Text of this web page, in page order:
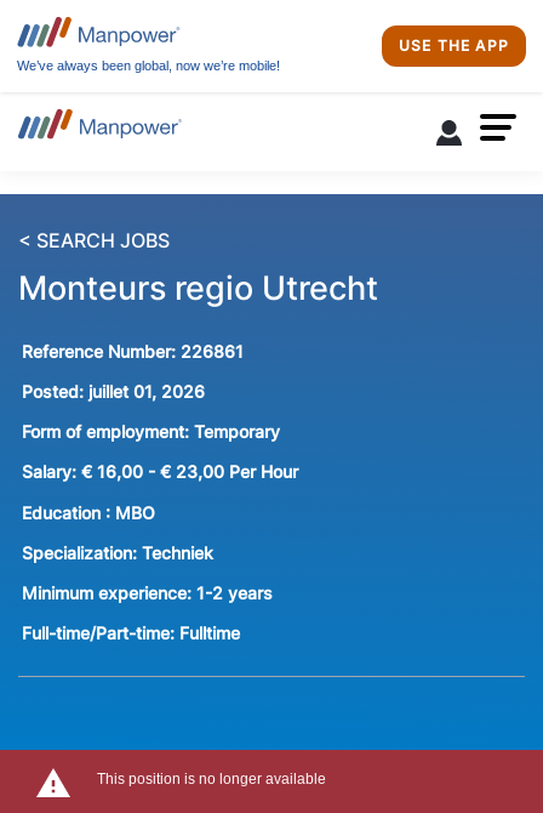
We’ve always been global, now we’re mobile!
USE THE APP
< SEARCH JOBS
Monteurs regio Utrecht
Reference Number: 226861
Posted: juillet 01, 2026
Form of employment: Temporary
Salary: € 16,00 - € 23,00 Per Hour
Education : MBO
Specialization: Techniek
Minimum experience: 1-2 years
Full-time/Part-time: Fulltime
This position is no longer available